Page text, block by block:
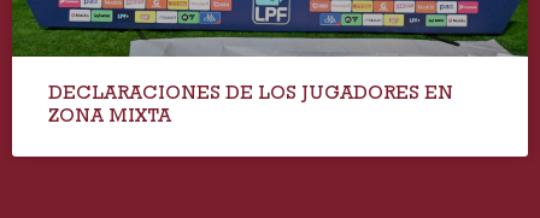
DECLARACIONES DE LOS JUGADORES EN
ZONA MIXTA